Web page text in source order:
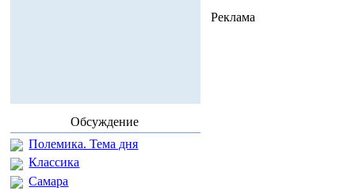
Обсуждение
Полемика. Тема дня
Классика
Самара
Реклама